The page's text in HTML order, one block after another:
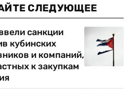
СЛЕДУЮЩЕЕ
санкции
кубинских
и компаний,
к закупкам